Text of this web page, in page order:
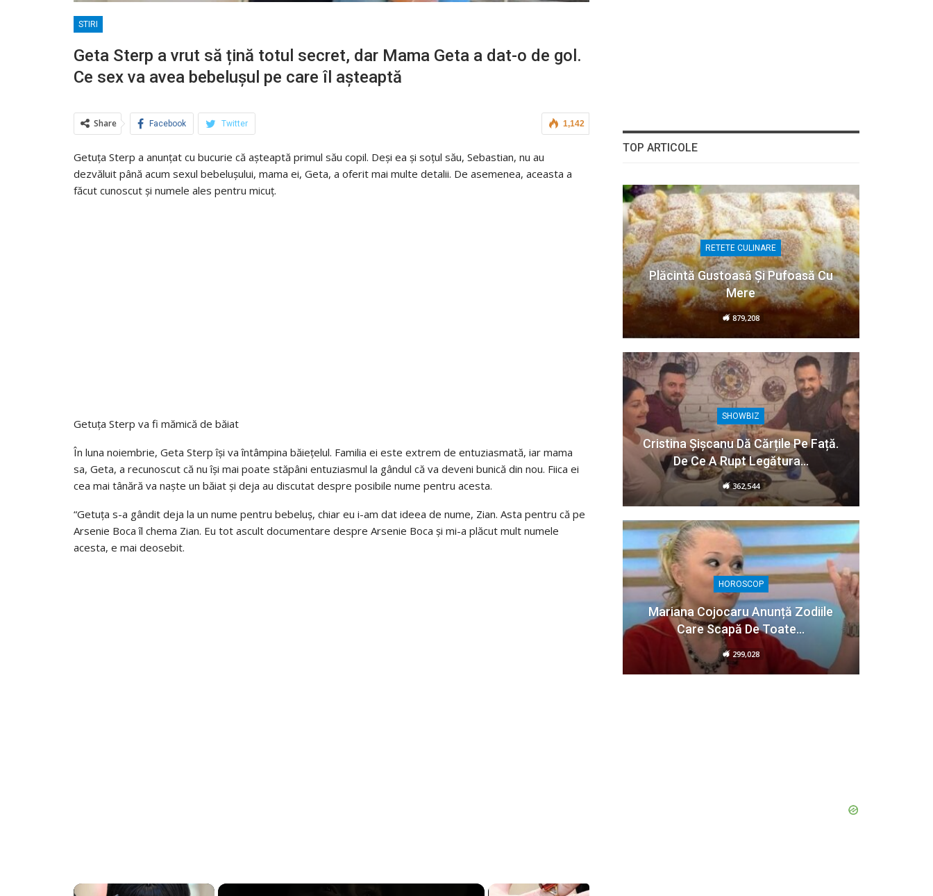
STIRI
Geta Sterp a vrut să țină totul secret, dar Mama Geta a dat-o de gol.
Ce sex va avea bebelușul pe care îl așteaptă
1,142
Share Facebook Twitter
Getuța Sterp a anunțat cu bucurie că așteaptă primul său copil. Deși ea și soțul său, Sebastian, nu au
dezvăluit până acum sexul bebelușului, mama ei, Geta, a oferit mai multe detalii. De asemenea, aceasta a
făcut cunoscut și numele ales pentru micuț.
Getuța Sterp va fi mămică de băiat
În luna noiembrie, Geta Sterp își va întâmpina băiețelul. Familia ei este extrem de entuziasmată, iar mama
sa, Geta, a recunoscut că nu își mai poate stăpâni entuziasmul la gândul că va deveni bunică din nou. Fiica ei
cea mai tânără va naște un băiat și deja au discutat despre posibile nume pentru acesta.
“Getuța s-a gândit deja la un nume pentru bebeluș, chiar eu i-am dat ideea de nume, Zian. Asta pentru că pe
Arsenie Boca îl chema Zian. Eu tot ascult documentare despre Arsenie Boca și mi-a plăcut mult numele
acesta, e mai deosebit.
×
TOP ARTICOLE
RETETE CULINARE
Plăcintă Gustoasă Și Pufoasă Cu
Mere
879,208
SHOWBIZ
Cristina Șișcanu Dă Cărțile Pe Față.
De Ce A Rupt Legătura…
362,544
HOROSCOP
Mariana Cojocaru Anunță Zodiile
Care Scapă De Toate…
299,028